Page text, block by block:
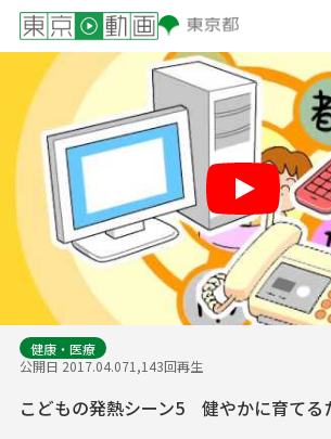
健康・医療
公開日 2017.04.071,143回再生
こどもの発熱シーン5 健やかに育てる